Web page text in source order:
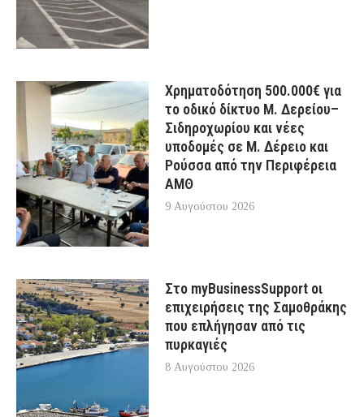
Χρηματοδότηση 500.000€ για
το οδικό δίκτυο Μ. Δερείου–
Σιδηροχωρίου και νέες
υποδομές σε Μ. Δέρειο και
Ρούσσα από την Περιφέρεια
ΑΜΘ
9 Αυγούστου 2026
Στο myBusinessSupport οι
επιχειρήσεις της Σαμοθράκης
που επλήγησαν από τις
πυρκαγιές
8 Αυγούστου 2026